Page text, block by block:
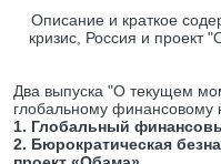
Описание и краткое
кризис, Россия и проект
Два выпуска "О текущем
глобальному финансовому
1. Глобальный
2. Бюрократическая